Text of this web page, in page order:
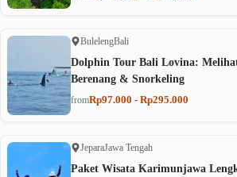
BulelengBali
Dolphin Tour Bali Lovina:
Berenang & Snorkeling
fromRp97.000 - Rp295.000
JeparaJawa Tengah
Paket Wisata Karimunjawa